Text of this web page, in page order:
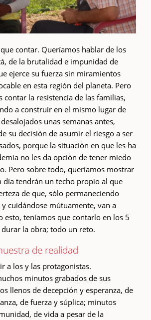
contar. Queríamos hablar de los
de la brutalidad e impunidad de
ejerce su fuerza sin miramientos
en esta región del planeta. Pero
la resistencia de las familias,
a construir en el mismo lugar de
unas semanas antes,
su decisión de asumir el riesgo a ser
porque la situación en que les ha
no les da opción de tener miedo
Pero sobre todo, queríamos mostrar
día tendrán un techo propio al que
de que, sólo permaneciendo
cuidándose mútuamente, van a
esto, teníamos que contarlo en los 5
la obra; todo un reto.
de realidad
a los y las protagonistas.
minutos grabados de sus
llenos de decepción y esperanza, de
de fuerza y súplica; minutos
de vida a pesar de la